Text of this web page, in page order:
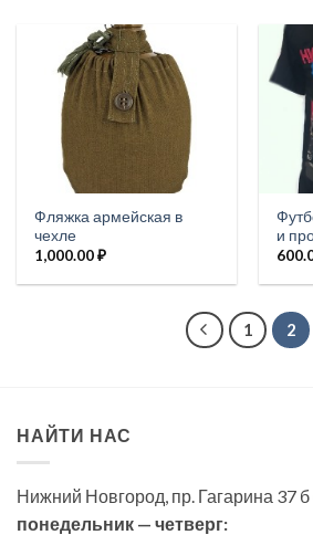
Фляжка армейская в
чехле
1,000.00₽
и
1 2
НАЙТИ НАС
Нижний Новгород, пр. Гагарина 37 б
понедельник — четверг: